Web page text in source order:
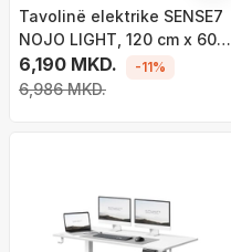
Tavolinë elektrike SENSE7
NOJO LIGHT, 120 cm x 60 x
118 cm, e kaftë e errët
6,190 MKD.
6,986 MKD.
-11%